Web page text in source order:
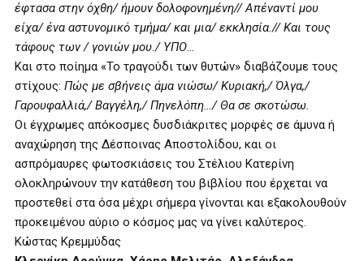
έφτασα στην όχθη/ ήμουν δολοφονημένη// Απέναντί μου
είχα/ ένα αστυνομικό τμήμα/ και μια/ εκκλησία.// Και τους
τάφους των / γονιών μου./ ΥΠΟ…
Και στο ποίημα «Το τραγούδι των θυτών» διαβάζουμε τους
στίχους: Πώς με σβήνεις άμα νιώσω/ Κυριακή,/ Όλγα,/
Γαρουφαλλιά,/ Βαγγέλη,/ Πηνελόπη…/ Θα σε σκοτώσω.
Οι έγχρωμες απόκοσμες δυσδιάκριτες μορφές σε άμυνα ή
αναχώρηση της Δέσποινας Αποστολίδου, και οι
ασπρόμαυρες φωτοσκιάσεις του Στέλιου Κατερίνη
ολοκληρώνουν την κατάθεση του βιβλίου που έρχεται να
προστεθεί στα όσα μέχρι σήμερα γίνονται και εξακολουθούν
προκειμένου αύριο ο κόσμος μας να γίνει καλύτερος.
Κώστας Κρεμμύδας